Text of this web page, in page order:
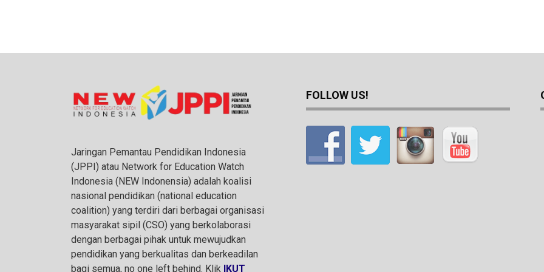
Jaringan Pemantau Pendidikan Indonesia
(JPPI) atau Network for Education Watch
Indonesia (NEW Indonensia) adalah koalisi
nasional pendidikan (national education
coalition) yang terdiri dari berbagai organisasi
masyarakat sipil (CSO) yang berkolaborasi
dengan berbagai pihak untuk mewujudkan
pendidikan yang berkualitas dan berkeadilan
bagi semua, no one left behind. Klik IKUT
FOLLOW US!